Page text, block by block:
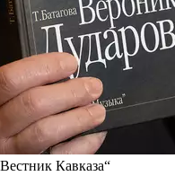
Кавказа“